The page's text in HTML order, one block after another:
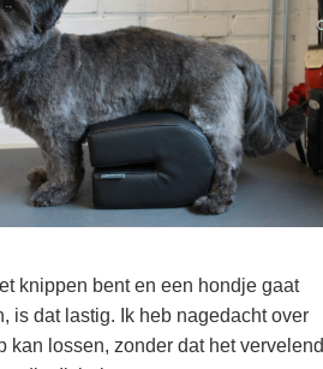
knippen bent en een hondje gaat
is dat lastig. Ik heb nagedacht over
kan lossen, zonder dat het vervelend